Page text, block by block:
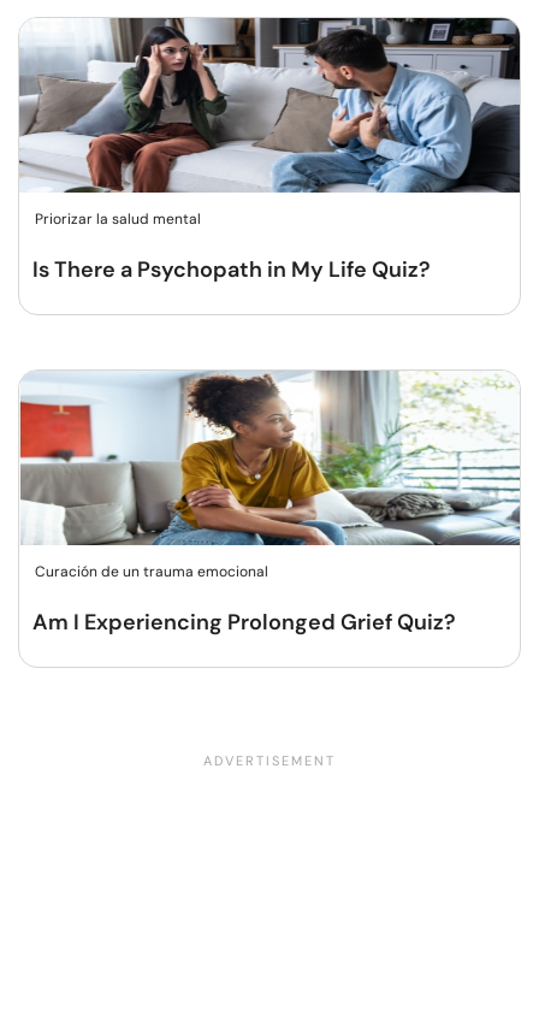
Priorizar la salud mental
Is There a Psychopath in My Life Quiz?
Curación de un trauma emocional
Am I Experiencing Prolonged Grief Quiz?